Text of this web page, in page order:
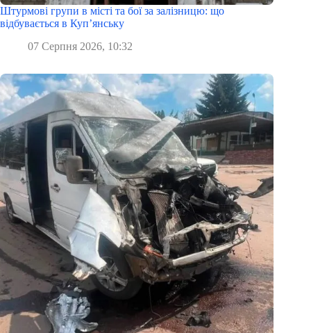
Штурмові групи в місті та бої за залізницю: що
відбувається в Куп’янську
07 Серпня 2026, 10:32